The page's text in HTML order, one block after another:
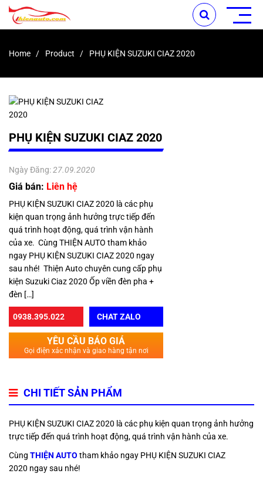
Home Product PHỤ KIỆN SUZUKI CIAZ 2020
PHỤ KIỆN SUZUKI CIAZ 2020
Ngày Đăng: 27.09.2020
Giá bán: Liên hệ
PHỤ KIỆN SUZUKI CIAZ 2020 là các phụ
kiện quan trọng ảnh hưởng trực tiếp đến
quá trình hoạt động, quá trình vận hành
của xe. Cùng THIỆN AUTO tham khảo
ngay PHỤ KIỆN SUZUKI CIAZ 2020 ngay
sau nhé! Thiện Auto chuyên cung cấp phụ
kiện Suzuki Ciaz 2020 Ốp viền đèn pha +
đèn […]
0938.395.022 CHAT ZALO
YÊU CẦU BÁO GIÁ
Gọi điện xác nhận và giao hàng tận nơi
CHI TIẾT SẢN PHẨM
PHỤ KIỆN SUZUKI CIAZ 2020 là các phụ kiện quan trọng ảnh hưởng
trực tiếp đến quá trình hoạt động, quá trình vận hành của xe.
Cùng THIỆN AUTO tham khảo ngay PHỤ KIỆN SUZUKI CIAZ
2020 ngay sau nhé!